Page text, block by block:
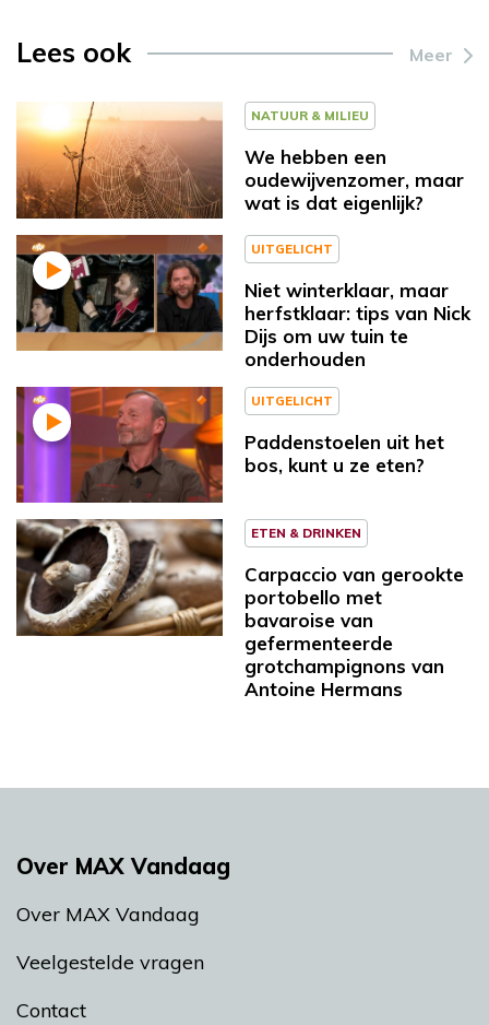
Lees ook Meer
NATUUR & MILIEU
We hebben een
oudewijvenzomer, maar
wat is dat eigenlijk?
UITGELICHT
Niet winterklaar, maar
herfstklaar: tips van Nick
Dijs om uw tuin te
onderhouden
UITGELICHT
Paddenstoelen uit het
bos, kunt u ze eten?
ETEN & DRINKEN
Carpaccio van gerookte
portobello met
bavaroise van
gefermenteerde
grotchampignons van
Antoine Hermans
Over MAX Vandaag
Over MAX Vandaag
Veelgestelde vragen
Contact